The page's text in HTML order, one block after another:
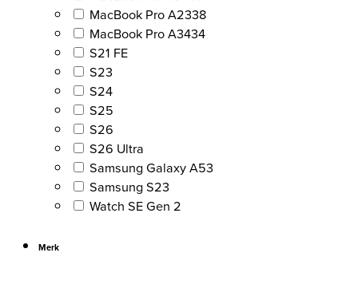
MacBook Pro A2338
MacBook Pro A3434
S21 FE
S23
S24
S25
S26
S26 Ultra
Samsung Galaxy A53
Samsung S23
Watch SE Gen 2
Merk